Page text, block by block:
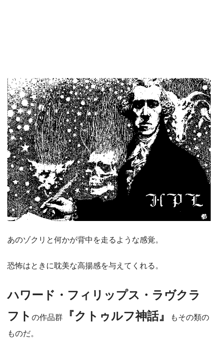
あのゾクリと何かが背中を走るような感覚。
恐怖はときに耽美な高揚感を与えてくれる。
ハワード・フィリップス・ラヴクラ
フト の作品群 『クトゥルフ神話』
もその類の
ものだ。